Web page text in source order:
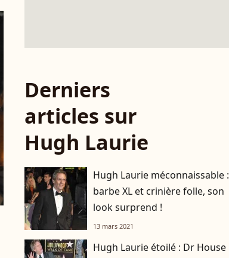
Derniers
articles sur
Hugh Laurie
Hugh Laurie méconnaissable :
barbe XL et crinière folle, son
look surprend !
13 mars 2021
Hugh Laurie étoilé : Dr House